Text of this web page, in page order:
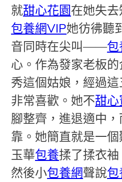
就甜心花園在她失去
包養網VIP她彷彿聽
音同時在尖叫——包
心。作為發家老板
秀這個姑娘，經過
非常喜歡。她不甜
腳整齊，進退適中
靠。她簡直就是一
玉華包養揉了揉衣袖
然後小包養網聲說